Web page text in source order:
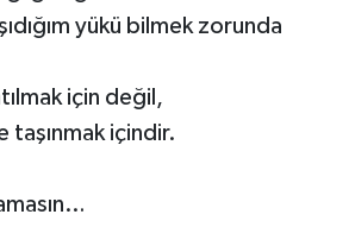
yükü bilmek zorunda
için değil,
taşınmak içindir.